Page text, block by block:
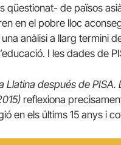
qüestionat- de països
en el pobre lloc
anàlisi a llarg termini
I les dades de
Llatina después de
reflexiona
en els últims 15 anys i